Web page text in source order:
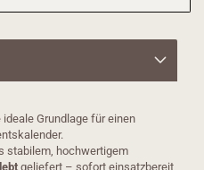
Grundlage für einen
stabilem, hochwertigem
geliefert – sofort einsatzbereit